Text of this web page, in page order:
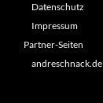
Datenschutz
Impressum
Partner-Seiten
andreschnack.de